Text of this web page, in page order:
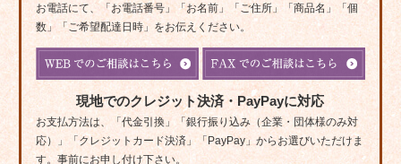
お電話にて、「お電話番号」「お名前」「ご住所」「商品名」「個
数」「ご希望配達日時」をお伝えください。
現地でのクレジット決済・PayPayに対応
お支払方法は、「代金引換」「銀行振り込み（企業・団体様のみ対
応）」「クレジットカード決済」「PayPay」からお選びいただけま
す。事前にお申し付け下さい。